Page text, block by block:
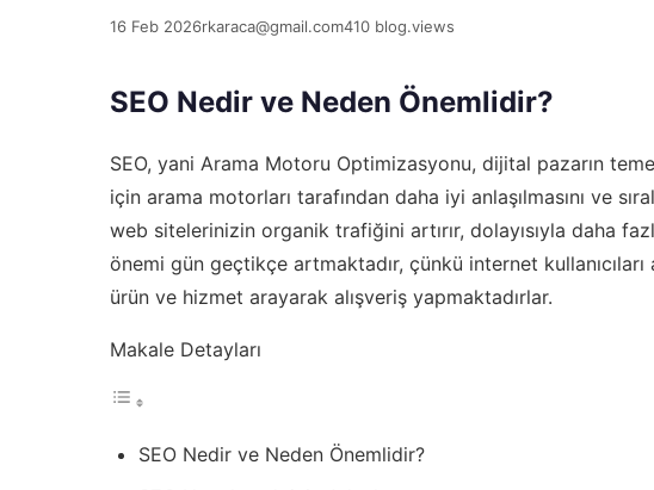
16 Feb 2026rkaraca@gmail.com410 blog.views
SEO Nedir ve Neden Önemlidir?
SEO, yani Arama Motoru Optimizasyonu, dijital pazarın
için arama motorları tarafından daha iyi anlaşılmasını ve
web sitelerinizin organik trafiğini artırır, dolayısıyla daha
önemi gün geçtikçe artmaktadır, çünkü internet
ürün ve hizmet arayarak alışveriş yapmaktadırlar.
Makale Detayları
SEO Nedir ve Neden Önemlidir?